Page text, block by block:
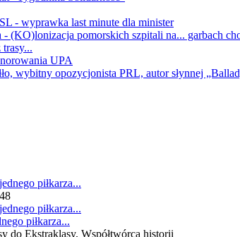
- wyprawka last minute dla minister
(KO)lonizacja pomorskich szpitali na... garbach
trasy...
UPA
wybitny opozycjonista PRL, autor słynnej
piłkarza...
do Ekstraklasy. Współtwórca historii